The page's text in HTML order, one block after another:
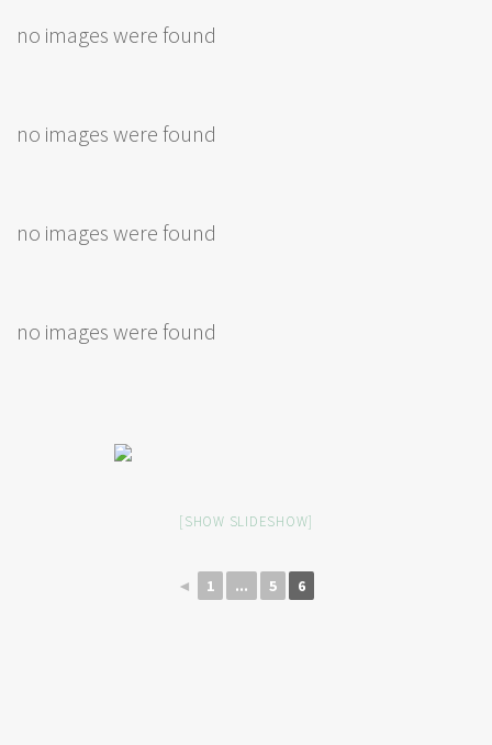
no images were found
no images were found
no images were found
no images were found
[SHOW SLIDESHOW]
◄ 1 ... 5 6